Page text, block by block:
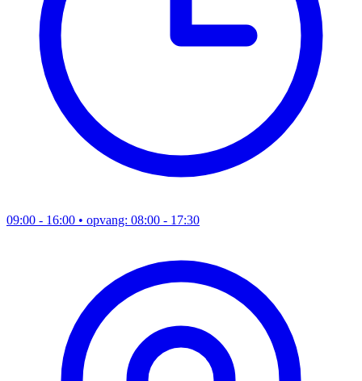
09:00 - 16:00 • opvang: 08:00 - 17:30